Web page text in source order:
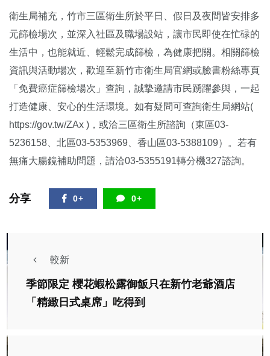
衛生局補充，竹市三區衛生所於平日、假日及夜間皆安排多
元篩檢場次，並深入社區及職場設站，讓市民即使在忙碌的
生活中，也能就近、輕鬆完成篩檢，為健康把關。相關篩檢
資訊與活動場次，歡迎至新竹市衛生局官網或臉書粉絲專頁
「免費癌症篩檢場次」查詢，誠摯邀請市民踴躍參與，一起
打造健康、安心的生活環境。如有疑問可查詢衛生局網站(
https://gov.tw/ZAx )，或洽三區衛生所諮詢（東區03-
5236158、北區03-5353969、香山區03-5388109）。若有
無痛大腸鏡補助問題，請洽03-5355191轉分機327諮詢。
分享 0+ 0+
較新
季節限定 櫻花蝦松露御飯只在新竹老爺酒店
「精緻日式桌席」吃得到